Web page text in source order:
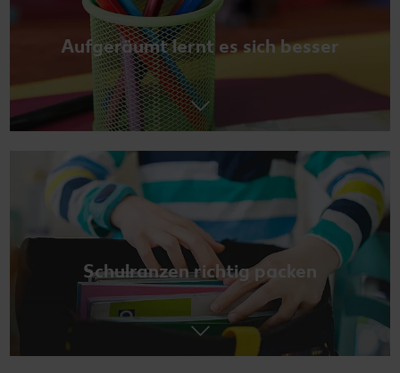
Aufgeräumt lernt es sich besser
Schulranzen richtig packen